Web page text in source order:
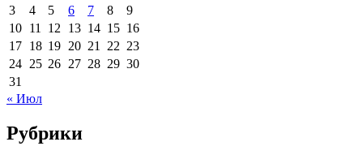
3
4 5 6 7 8
9
10 11 12 13 14 15 16
17 18 19 20 21 22 23
24 25 26 27 28 29 30
31
« Июл
Рубрики